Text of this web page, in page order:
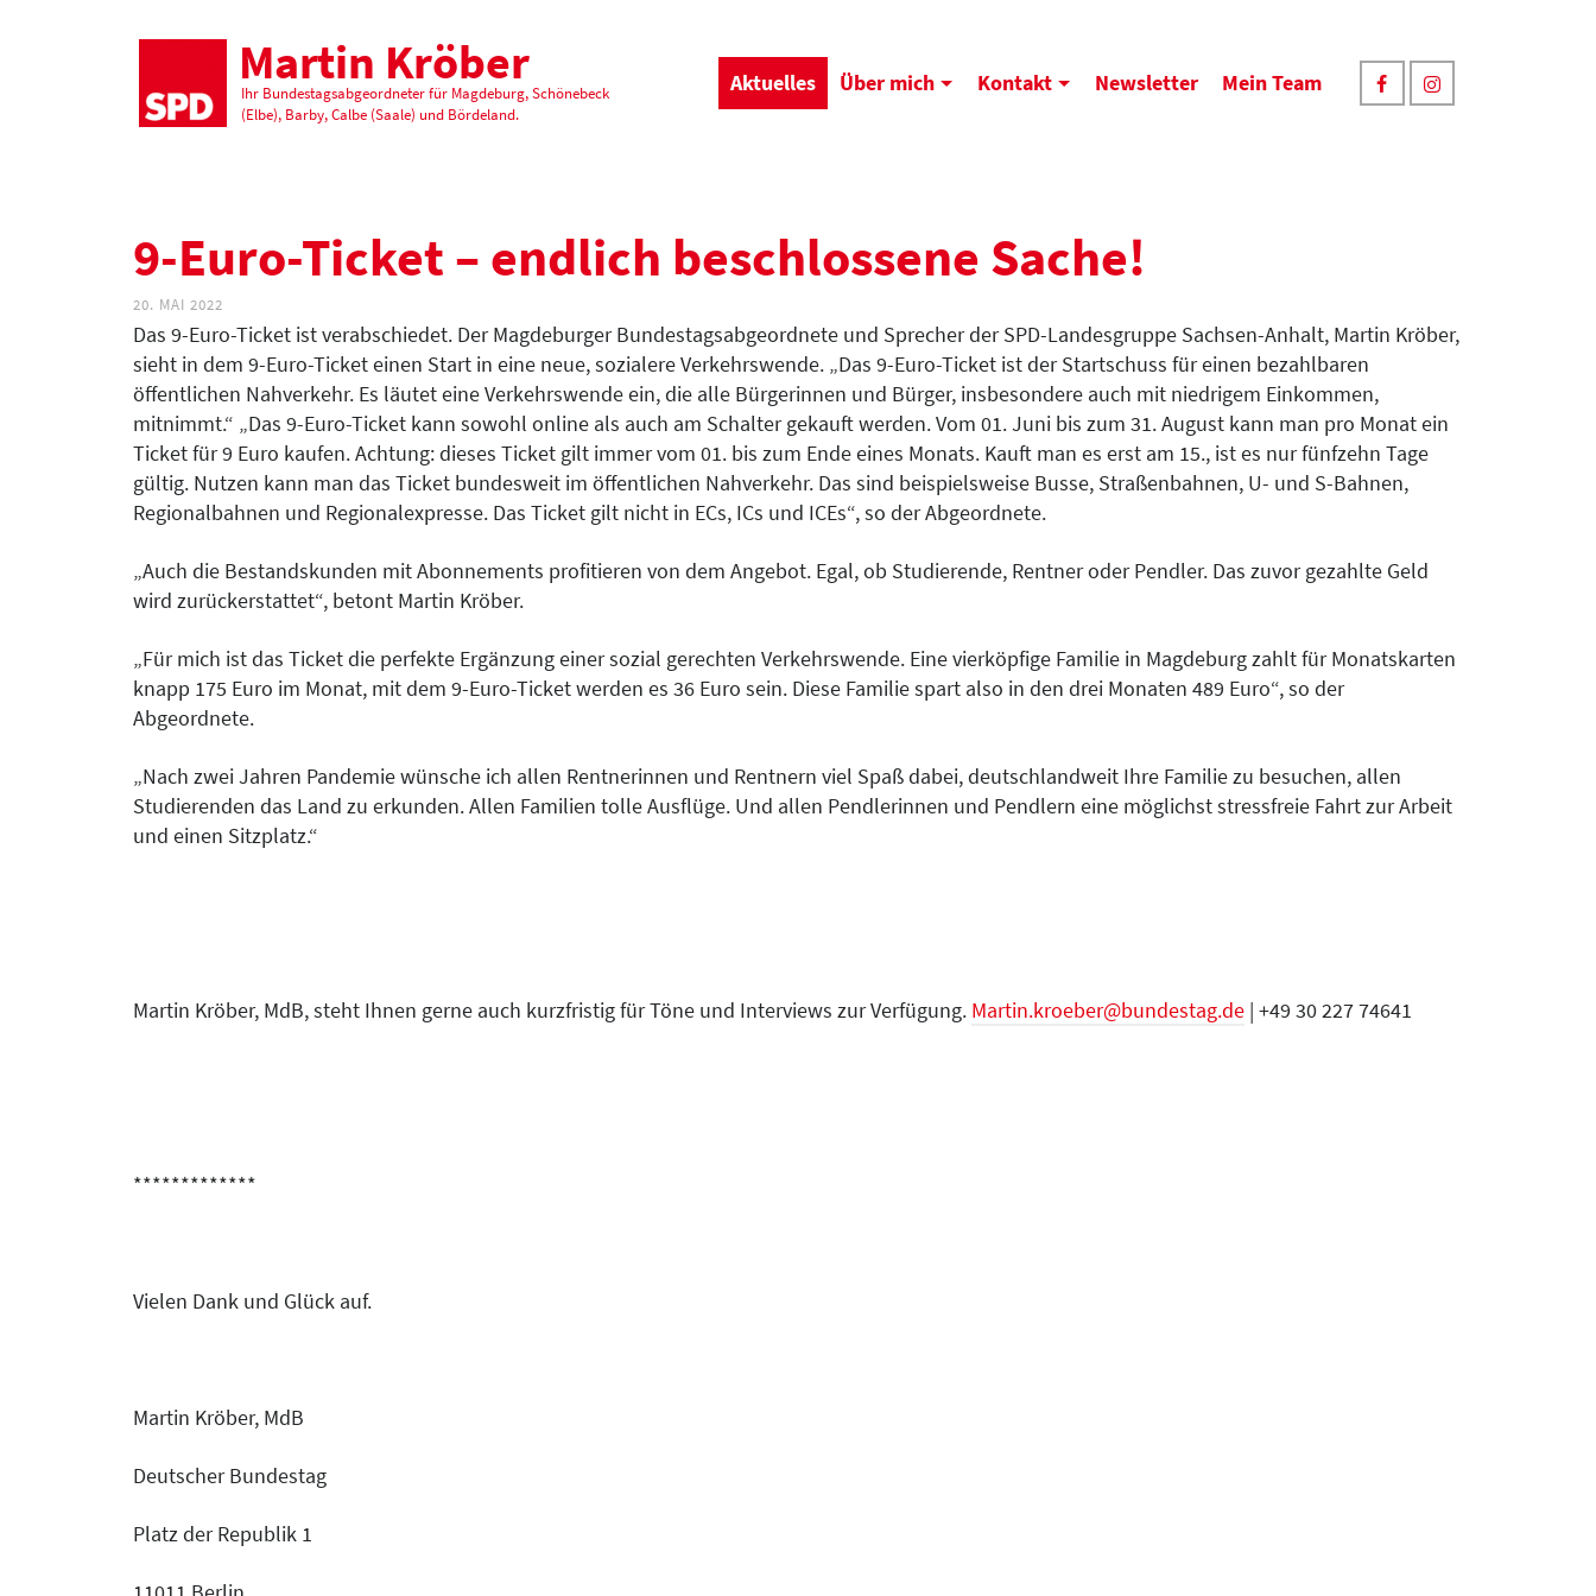
Martin Kröber
Ihr Bundestagsabgeordneter für Magdeburg, Schönebeck
(Elbe), Barby, Calbe (Saale) und Bördeland.
Aktuelles Über mich Kontakt Newsletter Mein Team
9-Euro-Ticket – endlich beschlossene Sache!
20. MAI 2022
Das 9-Euro-Ticket ist verabschiedet. Der Magdeburger Bundestagsabgeordnete und Sprecher der SPD-Landesgruppe Sachsen-Anhalt, Martin Kröber,
sieht in dem 9-Euro-Ticket einen Start in eine neue, sozialere Verkehrswende. „Das 9-Euro-Ticket ist der Startschuss für einen bezahlbaren
öffentlichen Nahverkehr. Es läutet eine Verkehrswende ein, die alle Bürgerinnen und Bürger, insbesondere auch mit niedrigem Einkommen,
mitnimmt.“ „Das 9-Euro-Ticket kann sowohl online als auch am Schalter gekauft werden. Vom 01. Juni bis zum 31. August kann man pro Monat ein
Ticket für 9 Euro kaufen. Achtung: dieses Ticket gilt immer vom 01. bis zum Ende eines Monats. Kauft man es erst am 15., ist es nur fünfzehn Tage
gültig. Nutzen kann man das Ticket bundesweit im öffentlichen Nahverkehr. Das sind beispielsweise Busse, Straßenbahnen, U- und S-Bahnen,
Regionalbahnen und Regionalexpresse. Das Ticket gilt nicht in ECs, ICs und ICEs“, so der Abgeordnete.
„Auch die Bestandskunden mit Abonnements profitieren von dem Angebot. Egal, ob Studierende, Rentner oder Pendler. Das zuvor gezahlte Geld
wird zurückerstattet“, betont Martin Kröber.
„Für mich ist das Ticket die perfekte Ergänzung einer sozial gerechten Verkehrswende. Eine vierköpfige Familie in Magdeburg zahlt für Monatskarten
knapp 175 Euro im Monat, mit dem 9-Euro-Ticket werden es 36 Euro sein. Diese Familie spart also in den drei Monaten 489 Euro“, so der
Abgeordnete.
„Nach zwei Jahren Pandemie wünsche ich allen Rentnerinnen und Rentnern viel Spaß dabei, deutschlandweit Ihre Familie zu besuchen, allen
Studierenden das Land zu erkunden. Allen Familien tolle Ausflüge. Und allen Pendlerinnen und Pendlern eine möglichst stressfreie Fahrt zur Arbeit
und einen Sitzplatz.“
Martin Kröber, MdB, steht Ihnen gerne auch kurzfristig für Töne und Interviews zur Verfügung. Martin.kroeber@bundestag.de | +49 30 227 74641
*************
Vielen Dank und Glück auf.
Martin Kröber, MdB
Deutscher Bundestag
Platz der Republik 1